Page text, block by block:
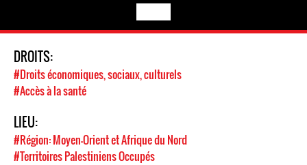
DROITS:
#Droits économiques, sociaux, culturels
#Accès à la santé
LIEU:
#Région: Moyen-Orient et Afrique du Nord
#Territoires Palestiniens Occupés